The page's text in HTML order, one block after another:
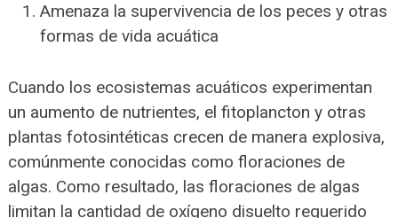
Amenaza la supervivencia de los peces y otras
formas de vida acuática
Cuando los ecosistemas acuáticos experimentan
un aumento de nutrientes, el fitoplancton y otras
plantas fotosintéticas crecen de manera explosiva,
comúnmente conocidas como floraciones de
algas. Como resultado, las floraciones de algas
limitan la cantidad de oxígeno disuelto requerido